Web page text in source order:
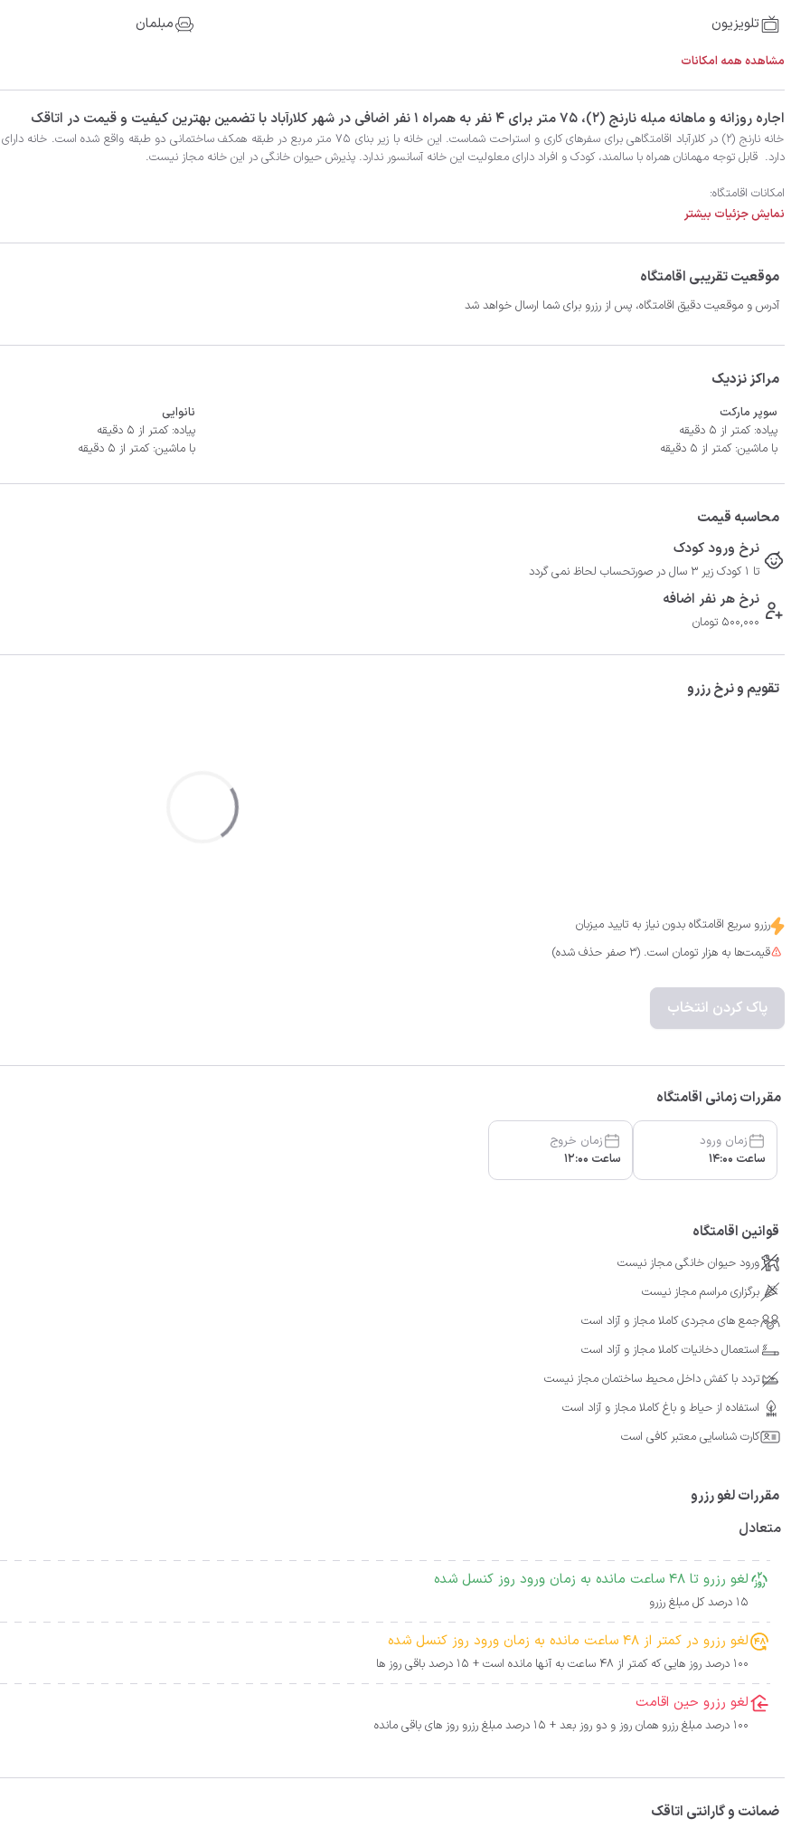
تلویزیون
مبلمان
مشاهده همه امکانات
‫‫اجاره روزانه و ماهانه مبله نارنج (۲)، 75 متر برای 4 نفر به همراه 1 نفر اضافی در شهر کلارآباد با تضمین بهترین کیفیت و قیمت در اتاقک
- سیستم سرمایشی کولر گازی و گرمایشی بخاری گازی
نمایش جزئیات بیشتر
موقعیت تقریبی اقامتگاه
آدرس و موقعیت دقیق اقامتگاه، پس از رزرو برای شما ارسال خواهد شد
مراکز نزدیک
سوپر مارکت
پیاده: کمتر از 5 دقیقه
با ماشین: کمتر از 5 دقیقه
نانوایی
پیاده: کمتر از 5 دقیقه
با ماشین: کمتر از 5 دقیقه
محاسبه قیمت
نرخ ورود کودک
تا 1 کودک زیر 3 سال در صورتحساب لحاظ نمی گردد
نرخ هر نفر اضافه
500,000 تومان
تقویم و نرخ رزرو
رزرو سریع اقامتگاه بدون نیاز به تایید میزبان
قیمت‌ها به هزار تومان است. (3 صفر حذف شده)
پاک کردن انتخاب
مقررات زمانی اقامتگاه
زمان ورود
ساعت 14:00
زمان خروج
ساعت 12:00
قوانین اقامتگاه
ورود حیوان خانگی مجاز نیست
برگزاری مراسم مجاز نیست
جمع های مجردی کاملا مجاز و آزاد است
استعمال دخانیات کاملا مجاز و آزاد است
تردد با کفش داخل محیط ساختمان مجاز نیست
استفاده از حیاط و باغ کاملا مجاز و آزاد است
کارت شناسایی معتبر کافی است
مقررات لغو رزرو
متعادل
لغو رزرو تا 48 ساعت مانده به زمان ورود روز کنسل شده
15 درصد کل مبلغ رزرو
لغو رزرو در کمتر از 48 ساعت مانده به زمان ورود روز کنسل شده
100 درصد روز هایی که کمتر از 48 ساعت به آنها مانده است + 15 درصد باقی روز ها
لغو رزرو حین اقامت
100 درصد مبلغ رزرو همان روز و دو روز بعد + 15 درصد مبلغ رزرو روز های باقی مانده
ضمانت و گارانتی اتاقک